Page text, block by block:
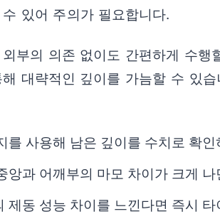
있어 주의가 필요합니다.
부의 의존 없이도 간편하게 수
대략적인 깊이를 가늠할 수 있
를 사용해 남은 깊이를 수치로 확
앙과 어깨부의 마모 차이가 크게
제동 성능 차이를 느낀다면 즉시